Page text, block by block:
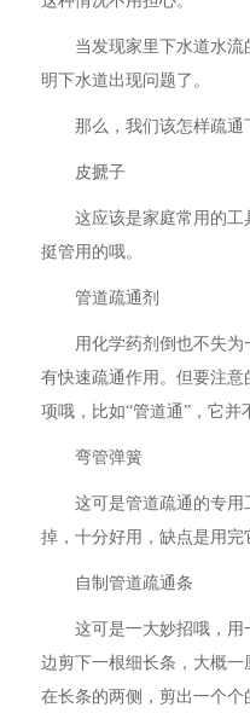
当发现家里下水道水
明下水道出现问题了。
那么，我们该怎样疏通
皮搋子
这应该是家庭常用的
挺管用的哦。
管道疏通剂
用化学药剂倒也不失为
有快速疏通作用。但要注
项哦，比如“管道通”，它并
弯管弹簧
这可是管道疏通的专
掉，十分好用，缺点是用完
自制管道疏通条
这可是一大妙招哦，
边剪下一根细长条，大概
在长条的两侧，剪出一个